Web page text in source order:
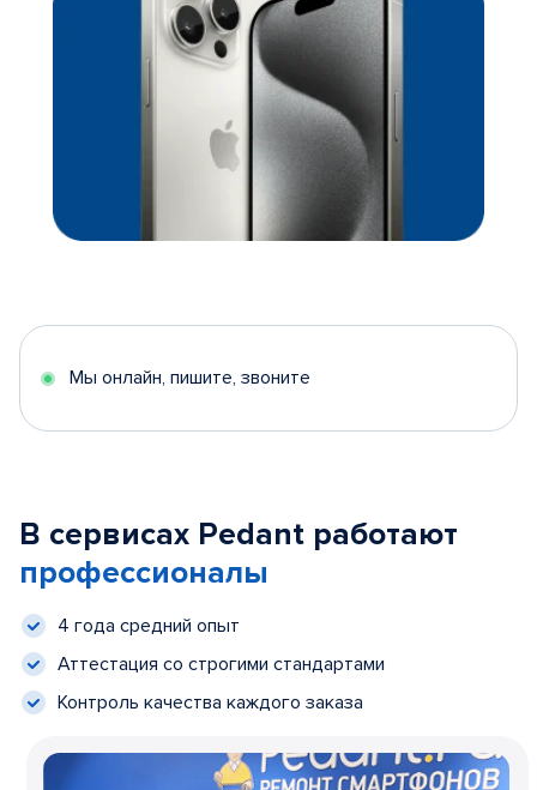
Мы онлайн, пишите, звоните
В сервисах Pedant работают
профессионалы
4 года средний опыт
Аттестация со строгими стандартами
Контроль качества каждого заказа